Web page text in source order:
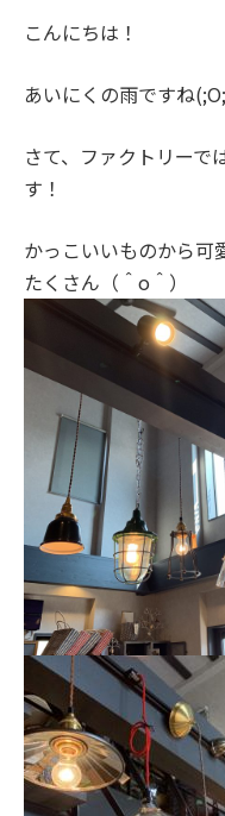
こんにちは！
あいにくの雨ですね
さて、ファクトリーで
す！
かっこいいものから可
たくさん（＾o＾）